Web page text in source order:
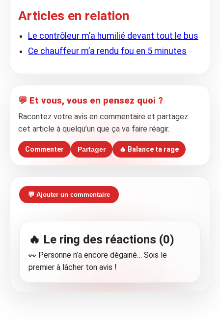
Articles en relation
Le contrôleur m’a humilié devant tout le bus
Ce chauffeur m’a rendu fou en 5 minutes
💬 Et vous, vous en pensez quoi ?
Racontez votre avis en commentaire et partagez
cet article à quelqu’un que ça va faire réagir.
Commenter Partager 🔥 Balance ta rage
💬 Ajouter un commentaire
🔥 Le ring des réactions (0)
👀 Personne n’a encore dégainé… Sois le
premier à lâcher ton avis !